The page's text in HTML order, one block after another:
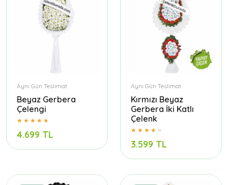
Aynı Gün Teslimat
Beyaz Gerbera
Çelengi
4.699 TL
Aynı Gün Teslimat
Kırmızı Beyaz
Gerbera İki Katlı
Çelenk
3.599 TL